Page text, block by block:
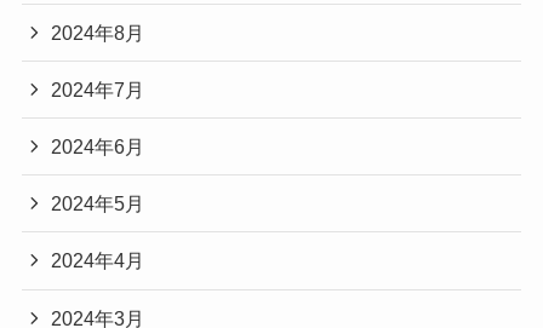
2024年8月
2024年7月
2024年6月
2024年5月
2024年4月
2024年3月